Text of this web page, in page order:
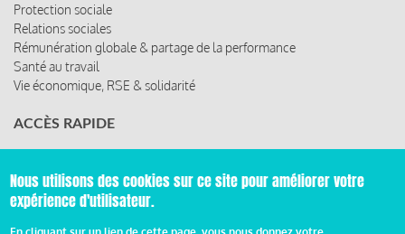
Protection sociale
Relations sociales
Rémunération globale & partage de la performance
Santé au travail
Vie économique, RSE & solidarité
ACCÈS RAPIDE
Les abonnements
Les rencontres
Les ressources
Nous utilisons des cookies sur ce site pour améliorer votre
expérience d'utilisateur.